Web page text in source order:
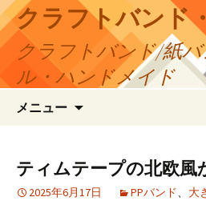
コ
ン
テ
ツ
ス
クラフトバンド
クラフトバンド/紙
ル・ハンドメイド
メニュー
ティムテープの北欧風
2025年6月17日 PPバンド、 大